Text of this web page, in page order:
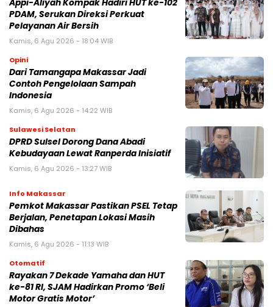
Appi-Aliyah Kompak Hadiri HUT ke-102
PDAM, Serukan Direksi Perkuat
Pelayanan Air Bersih
Kamis, 6 Agu 2026 - 18:04 WIB
Opini
Dari Tamangapa Makassar Jadi
Contoh Pengelolaan Sampah
Indonesia
Kamis, 6 Agu 2026 - 14:22 WIB
Sulawesi Selatan
DPRD Sulsel Dorong Dana Abadi
Kebudayaan Lewat Ranperda Inisiatif
Kamis, 6 Agu 2026 - 13:27 WIB
Info Makassar
Pemkot Makassar Pastikan PSEL Tetap
Berjalan, Penetapan Lokasi Masih
Dibahas
Kamis, 6 Agu 2026 - 11:13 WIB
Otomatif
Rayakan 7 Dekade Yamaha dan HUT
ke-81 RI, SJAM Hadirkan Promo ‘Beli
Motor Gratis Motor’